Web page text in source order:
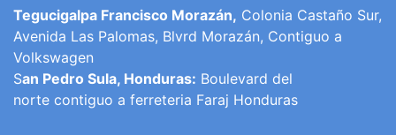
Tegucigalpa Francisco Morazán, Colonia Castaño Sur,
Avenida Las Palomas, Blvrd Morazán, Contiguo a
Volkswagen
San Pedro Sula, Honduras: Boulevard del
norte contiguo a ferreteria Faraj Honduras